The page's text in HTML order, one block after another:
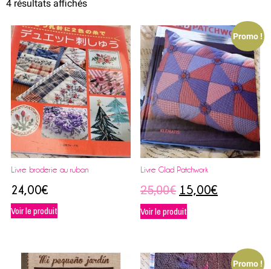
4 résultats affichés
Livre broderie au ruban
24,00€
Voir le produit
Promo !
Livre Glad Patchwork
25,00€ 15,00€
Voir le produit
Promo !